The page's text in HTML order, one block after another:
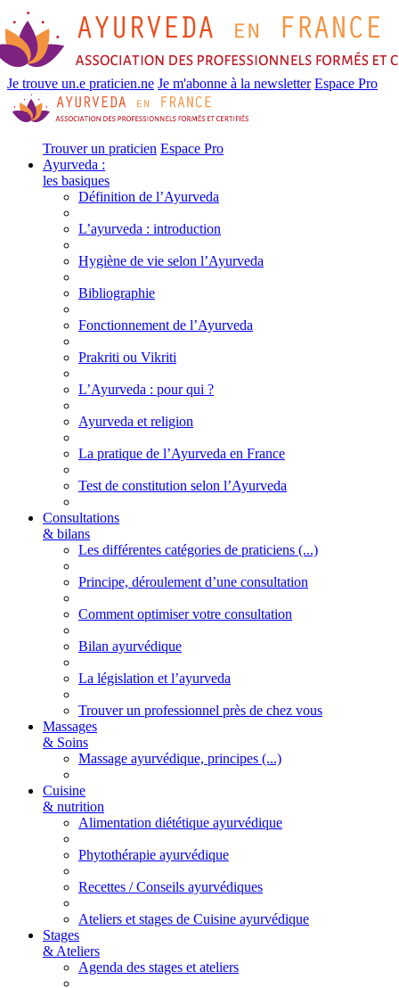
Je trouve un.e praticien.ne Je m'abonne à la newsletter Espace Pro
Trouver un praticien Espace Pro
Ayurveda :
les basiques
Définition de l’Ayurveda
L’ayurveda : introduction
Hygiène de vie selon l’Ayurveda
Bibliographie
Fonctionnement de l’Ayurveda
Prakriti ou Vikriti
L’Ayurveda : pour qui ?
Ayurveda et religion
La pratique de l’Ayurveda en France
Test de constitution selon l’Ayurveda
Consultations
& bilans
Les différentes catégories de praticiens (...)
Principe, déroulement d’une consultation
Comment optimiser votre consultation
Bilan ayurvédique
La législation et l’ayurveda
Trouver un professionnel près de chez vous
Massages
& Soins
Massage ayurvédique, principes (...)
Cuisine
& nutrition
Alimentation diététique ayurvédique
Phytothérapie ayurvédique
Recettes / Conseils ayurvédiques
Ateliers et stages de Cuisine ayurvédique
Stages
& Ateliers
Agenda des stages et ateliers